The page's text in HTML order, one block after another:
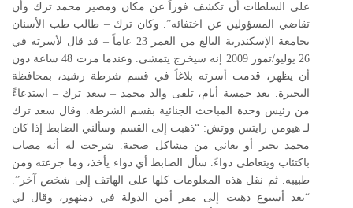
على السلطات أن تكشف فوراً عن مكان ومصير محمد ترك وأن
تقاضي المسؤولين عن اختفائه”. وكان ترك – طالب طب الأسنان
بجامعة الإسكندرية البالغ من العمر 23 عاماً – قد قال لأسرته في
26 يوليو/تموز 2009 إنه سيخرج يتمشى. وعندما مرت 48 ساعة دون
أن يظهر، قدمت أسرته بلاغاً في قسم شرطة رشيد، بمحافظة
البحيرة. بعد خمسة أيام، تلقى والد محمد – سعد ترك – استدعاءً
من رئيس وحدة المباحث الجنائية بقسم الشرطة. وقال سعد ترك
لـ هيومن رايتس ووتش: “ذهبت إلى القسم وسألني الضابط إذا كان
محمد بخير أو يعاني من مشاكل صحية. شرحت له أنه مصاب
باكتئاب ويتعاطى دواءً. سأل الضابط أي دواء يأخذ، وما جرعته ومن
طبيبه. ثم نقل هذه المعلومات كلها على الهاتف إلى شخص آخر”.
“بعد أسبوع ذهبت إلى مقر أمن الدولة في دمنهور، وقال لي